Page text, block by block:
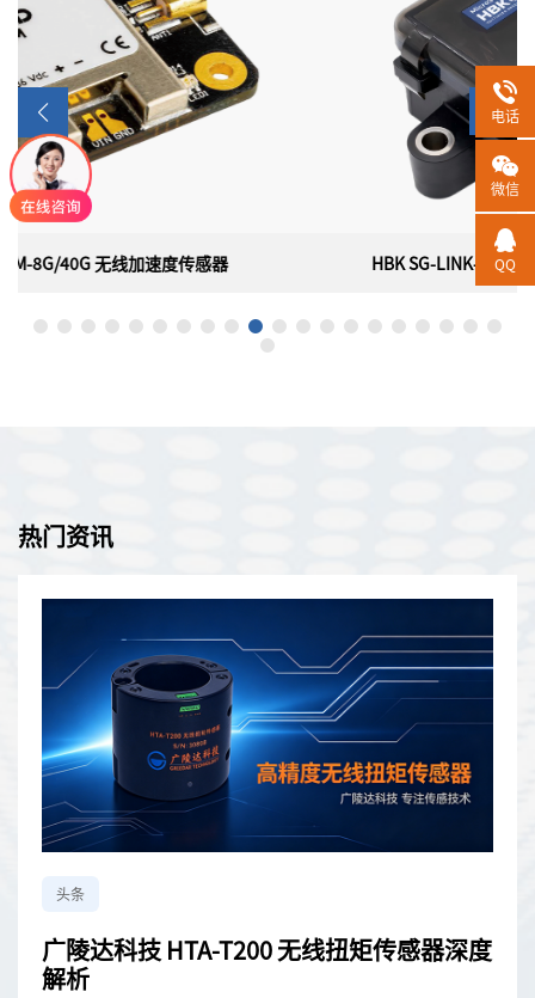
HBK SG-LINK-200 三通道无线应变/模拟传感器
HBK SG-LINK-200 三通道无线应变/模拟传感器
热门资讯
头条
广陵达科技 HTA-T200 无线扭矩传感器深度
解析
电话
微信
QQ